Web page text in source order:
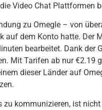
Video Chat Plattformen
zu Omegle – von
auf dem Konto hatte. Der
bearbeitet. Dank der
Mit Tarifen ab nur €2.19
dieser Länder auf
zu kommunizieren, ist